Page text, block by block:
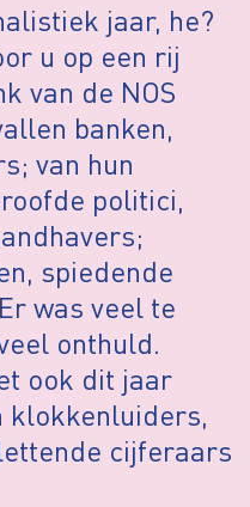
jaar, he?
u op een rij
van de NOS
banken,
van hun
politici,
spiedende
was veel te
onthuld.
ook dit jaar
klokkenluiders,
cijferaars